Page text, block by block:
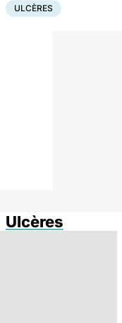
ULCÈRES
Ulcères